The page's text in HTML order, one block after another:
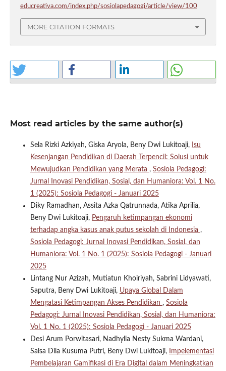
educreativa.com/index.php/sosiolapedagogi/article/view/100
MORE CITATION FORMATS
Most read articles by the same author(s)
Sela Rizki Azkiyah, Giska Aryola, Beny Dwi Lukitoaji, Isu
Kesenjangan Pendidikan di Daerah Terpencil: Solusi untuk
Mewujudkan Pendidikan yang Merata , Sosiola Pedagogi:
Jurnal Inovasi Pendidikan, Sosial, dan Humaniora: Vol. 1 No.
1 (2025): Sosiola Pedagogi - Januari 2025
Diky Ramadhan, Assita Azka Qatrunnada, Atika Aprilia,
Beny Dwi Lukitoaji, Pengaruh ketimpangan ekonomi
terhadap angka kasus anak putus sekolah di Indonesia ,
Sosiola Pedagogi: Jurnal Inovasi Pendidikan, Sosial, dan
Humaniora: Vol. 1 No. 1 (2025): Sosiola Pedagogi - Januari
2025
Lintang Nur Azizah, Mutiatun Khoiriyah, Sabrini Lidyawati,
Saputra, Beny Dwi Lukitoaji, Upaya Global Dalam
Mengatasi Ketimpangan Akses Pendidikan , Sosiola
Pedagogi: Jurnal Inovasi Pendidikan, Sosial, dan Humaniora:
Vol. 1 No. 1 (2025): Sosiola Pedagogi - Januari 2025
Desi Arum Porwitasari, Nadhylla Nesty Sukma Wardani,
Salsa Dila Kusuma Putri, Beny Dwi Lukitoaji,
Impelementasi
Pembelajaran Gamifikasi di Era Digital dalam Meningkatkan